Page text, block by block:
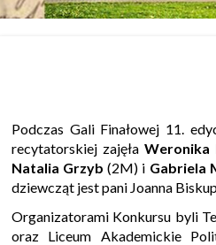
Podczas Gali Finałowej 11.
recytatorskiej zajęła Weronika
Natalia Grzyb (2M) i Gabriela
dziewcząt jest pani Joanna
Organizatorami Konkursu byli
oraz Liceum Akademickie